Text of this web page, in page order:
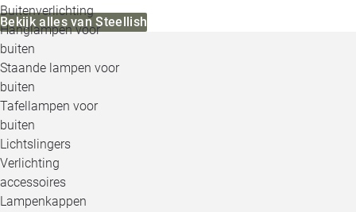
Buitenverlichting
Hanglampen voor
buiten
Staande lampen voor
buiten
Tafellampen voor
buiten
Lichtslingers
Verlichting
accessoires
Lampenkappen
Bekijk alles van Steellish